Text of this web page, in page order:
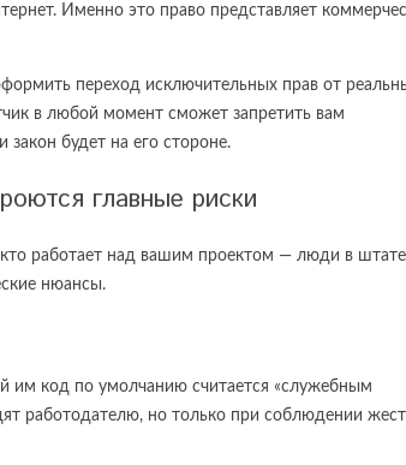
Именно это право представляет
переход исключительных прав от
в любой момент сможет запретить вам
будет на его стороне.
главные риски
кто работает над вашим проектом — люди в штате
нюансы.
им код по умолчанию считается «служебным
работодателю, но только при соблюдении